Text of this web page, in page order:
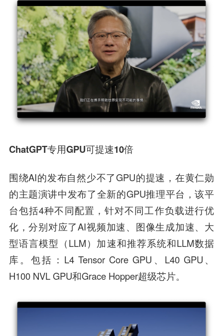
ChatGPT专用GPU可提速10倍
围绕AI的发布自然少不了GPU的提速，在黄仁勋
的主题演讲中发布了全新的GPU推理平台，该平
台包括4种不同配置，针对不同工作负载进行优
化，分别对应了AI视频加速、图像生成加速、大
型语言模型（LLM）加速和推荐系统和LLM数据
库。包括：L4 Tensor Core GPU、L40 GPU、
H100 NVL GPU和Grace Hopper超级芯片。